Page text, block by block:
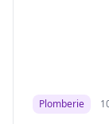
Plomberie